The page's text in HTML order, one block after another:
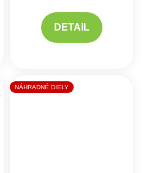
DETAIL
NÁHRADNÉ DIELY